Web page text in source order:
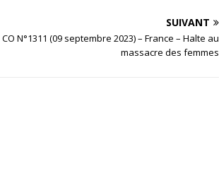
SUIVANT
CO N°1311 (09 septembre 2023) – France – Halte au
massacre des femmes